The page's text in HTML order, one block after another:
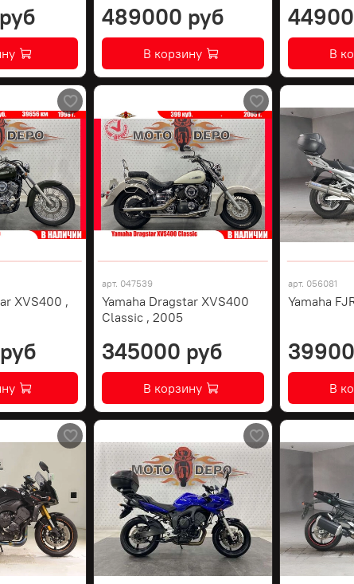
489000 руб
В корзину В
XVS400 ,
арт. 047539
Yamaha Dragstar XVS400
Classic , 2005
345000 руб
В корзину
арт. 056081
Yamaha
В